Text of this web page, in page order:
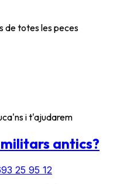
de totes les peces
i t'ajudarem
antics?
25 95 12